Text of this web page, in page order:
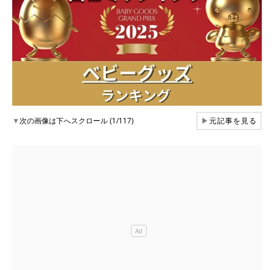
▼次の画像は下へスクロール (1/117) ▶元記事を見る